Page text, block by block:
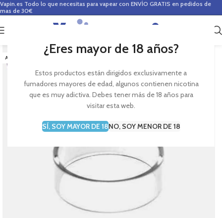
¿Eres mayor de 18 años?
Estos productos están dirigidos exclusivamente a
fumadores mayores de edad, algunos contienen nicotina
que es muy adictiva. Debes tener más de 18 años para
visitar esta web.
SÍ, SOY MAYOR DE 18NO, SOY MENOR DE 18
Vapin.es Todo lo que necesitas para vapear con ENVÍO GRATIS en pedidos de
mas de 30€
0
AGOTADO